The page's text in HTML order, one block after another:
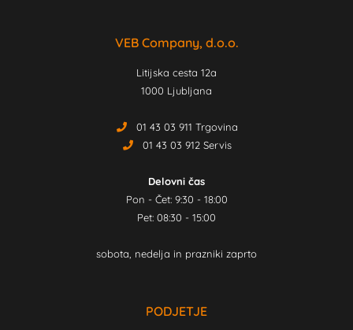
VEB Company, d.o.o.
Litijska cesta 12a
1000 Ljubljana
01 43 03 911 Trgovina
01 43 03 912 Servis
Delovni čas
Pon - Čet: 9:30 - 18:00
Pet: 08:30 - 15:00
sobota, nedelja in prazniki zaprto
PODJETJE